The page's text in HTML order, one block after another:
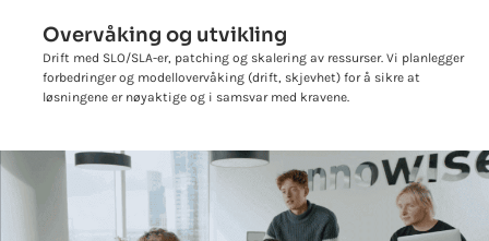
Overvåking og utvikling
Drift med SLO/SLA-er, patching og skalering av ressurser. Vi planlegger
forbedringer og modellovervåking (drift, skjevhet) for å sikre at
løsningene er nøyaktige og i samsvar med kravene.